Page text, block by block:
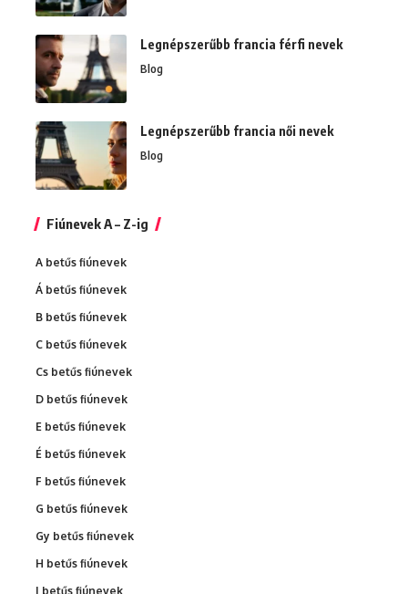
Legnépszerűbb francia férfi nevek
Blog
Legnépszerűbb francia női nevek
Blog
Fiúnevek A – Z-ig
A betűs fiúnevek
Á betűs fiúnevek
B betűs fiúnevek
C betűs fiúnevek
Cs betűs fiúnevek
D betűs fiúnevek
E betűs fiúnevek
É betűs fiúnevek
F betűs fiúnevek
G betűs fiúnevek
Gy betűs fiúnevek
H betűs fiúnevek
I betűs fiúnevek